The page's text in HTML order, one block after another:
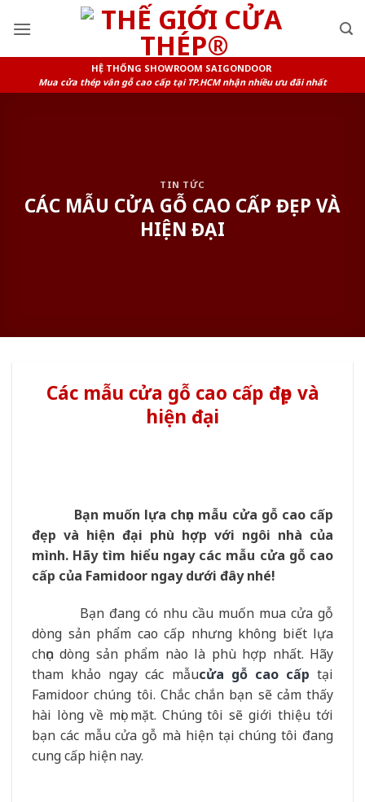
HỆ THỐNG SHOWROOM SAIGONDOOR
Mua cửa thép vân gỗ cao cấp tại TP.HCM nhận nhiều ưu đãi nhất
TIN TỨC
CÁC MẪU CỬA GỖ CAO CẤP ĐẸP VÀ
HIỆN ĐẠI
Các mẫu cửa gỗ cao cấp đẹp và
hiện đại
Bạn muốn lựa chọn mẫu cửa gỗ cao cấp
đẹp và hiện đại phù hợp với ngôi nhà của
mình. Hãy tìm hiểu ngay các mẫu cửa gỗ cao
cấp của Famidoor ngay dưới đây nhé!
Bạn đang có nhu cầu muốn mua cửa gỗ
dòng sản phẩm cao cấp nhưng không biết lựa
chọn dòng sản phẩm nào là phù hợp nhất. Hãy
tham khảo ngay các mẫucửa gỗ cao cấp tại
Famidoor chúng tôi. Chắc chắn bạn sẽ cảm thấy
hài lòng về mọi mặt. Chúng tôi sẽ giới thiệu tới
bạn các mẫu cửa gỗ mà hiện tại chúng tôi đang
cung cấp hiện nay.